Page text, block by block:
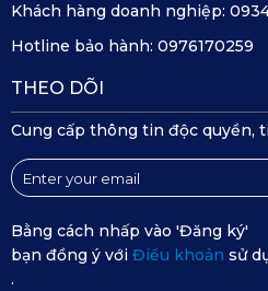
Khách hàng doanh nghiệp:
Hotline bảo hành: 0976170259
THEO DÕI
Cung cấp thông tin độc quyền,
Bằng cách nhấp vào 'Đăng ký'
bạn đồng ý với Điều khoản sử
.